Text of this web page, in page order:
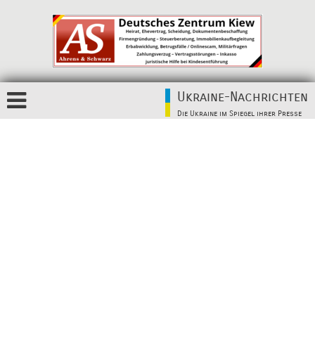
Ukraine-Nachrichten
Die Ukraine im Spiegel ihrer Presse